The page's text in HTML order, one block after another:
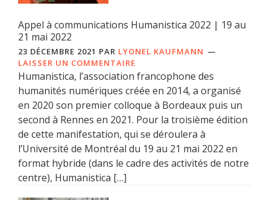
Appel à communications Humanistica 2022 | 19 au
21 mai 2022
23 DÉCEMBRE 2021 PAR LYONEL KAUFMANN
LAISSER UN COMMENTAIRE
Humanistica, l’association francophone des
humanités numériques créée en 2014, a organisé
en 2020 son premier colloque à Bordeaux puis un
second à Rennes en 2021. Pour la troisième édition
de cette manifestation, qui se déroulera à
l’Université de Montréal du 19 au 21 mai 2022 en
format hybride (dans le cadre des activités de notre
centre), Humanistica […]